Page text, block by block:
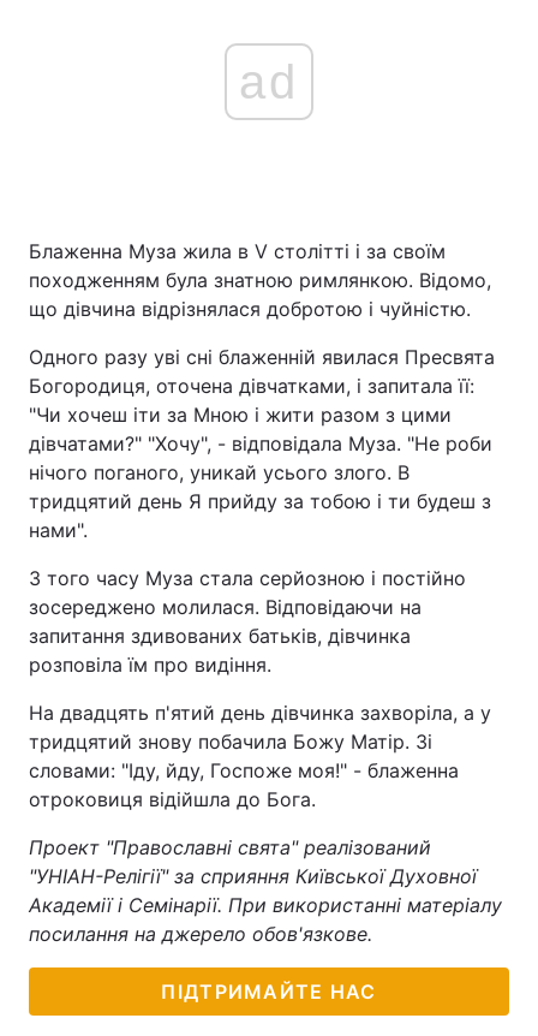
ad
Блаженна Муза жила в V столітті і за своїм
походженням була знатною римлянкою. Відомо,
що дівчина відрізнялася добротою і чуйністю.
Одного разу уві сні блаженній явилася Пресвята
Богородиця, оточена дівчатками, і запитала її:
"Чи хочеш іти за Мною і жити разом з цими
дівчатами?" "Хочу", - відповідала Муза. "Не роби
нічого поганого, уникай усього злого. В
тридцятий день Я прийду за тобою і ти будеш з
нами".
З того часу Муза стала серйозною і постійно
зосереджено молилася. Відповідаючи на
запитання здивованих батьків, дівчинка
розповіла їм про видіння.
На двадцять п'ятий день дівчинка захворіла, а у
тридцятий знову побачила Божу Матір. Зі
словами: "Іду, йду, Госпоже моя!" - блаженна
отроковиця відійшла до Бога.
Проект "Православні свята" реалізований
"УНІАН-Релігії" за сприяння Київської Духовної
Академії і Семінарії. При використанні матеріалу
посилання на джерело обов'язкове.
ПІДТРИМАЙТЕ НАС